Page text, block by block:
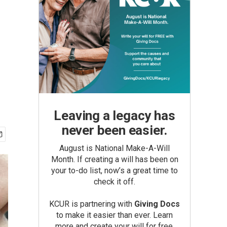
Leaving a legacy has
never been easier.
August is National Make-A-Will
Month. If creating a will has been on
your to-do list, now’s a great time to
check it off.
KCUR is partnering with Giving Docs
to make it easier than ever. Learn